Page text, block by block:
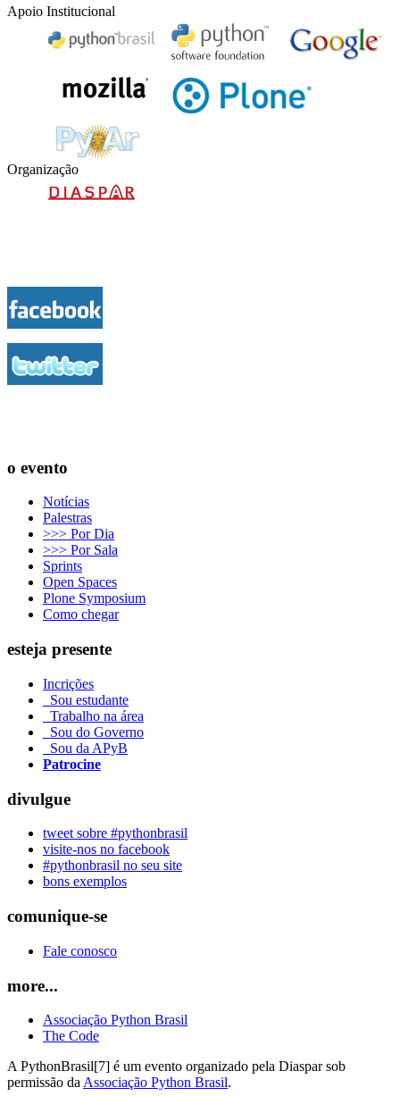
Apoio Institucional
Organização
o evento
Notícias
Palestras
>>> Por Dia
>>> Por Sala
Sprints
Open Spaces
Plone Symposium
Como chegar
esteja presente
Incrições
Sou estudante
Trabalho na área
Sou do Governo
Sou da APyB
Patrocine
divulgue
tweet sobre #pythonbrasil
visite-nos no facebook
#pythonbrasil no seu site
bons exemplos
comunique-se
Fale conosco
more...
Associação Python Brasil
The Code
A PythonBrasil[7] é um evento organizado pela Diaspar sob
permissão da Associação Python Brasil.